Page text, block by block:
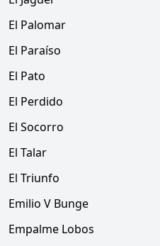
El Palomar
El Paraíso
El Pato
El Perdido
El Socorro
El Talar
El Triunfo
Emilio V Bunge
Empalme Lobos